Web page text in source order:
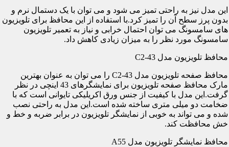
این مدل نیز به راحتی تمیز می شود و می توان با یک دستمال نرم و
بدون پرز سطح آن را تمیز کرد.با استفاده از این محافظ برای تلویزیون
های سامسونگ می توان احتمال خرابی و نیاز به تعمیر تلویزیون
سامسونگ مورد نظر را به میزان زیادی کاهش داد.
محافظ تلویزیون مدل C2-43
محافظ صفحه تلویزیون مدل C2-43 را می توان به عنوان بهترین
مارک محافظ صفحه تلویزیون برای نمایشگرهای 43 اینچی در نظر
گرفت.این مدل با کیفیت از جنس ورق اکریلیکی تایوانی است که با
ضخامت دو میلی متری ساخته شده است.این مدل به راحتی نصب
شده و می تواند به خوبی از نمایشگر تلویزیون در برابر ضربه و خط و
خش محافظت کند.
محافظ نمایشگر تلویزیون مدل A55